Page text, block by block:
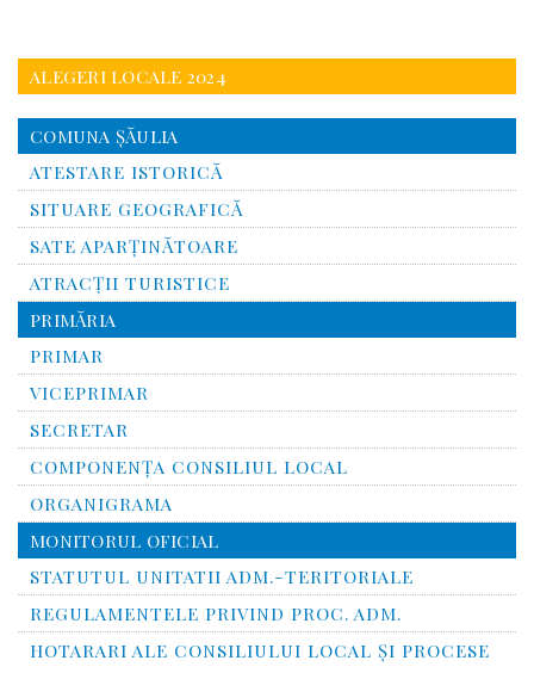
ALEGERI LOCALE 2024
COMUNA ŞĂULIA
ATESTARE ISTORICĂ
SITUARE GEOGRAFICĂ
SATE APARȚINĂTOARE
ATRACȚII TURISTICE
PRIMĂRIA
PRIMAR
VICEPRIMAR
SECRETAR
COMPONENȚA CONSILIUL LOCAL
ORGANIGRAMA
MONITORUL OFICIAL
STATUTUL UNITATII ADM.-TERITORIALE
REGULAMENTELE PRIVIND PROC. ADM.
HOTARARI ALE CONSILIULUI LOCAL ȘI PROCESE